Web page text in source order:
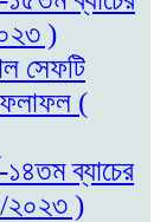
)
সেফটি
ফলাফল (
১৪তম ব্যাচের
২০২৩ )